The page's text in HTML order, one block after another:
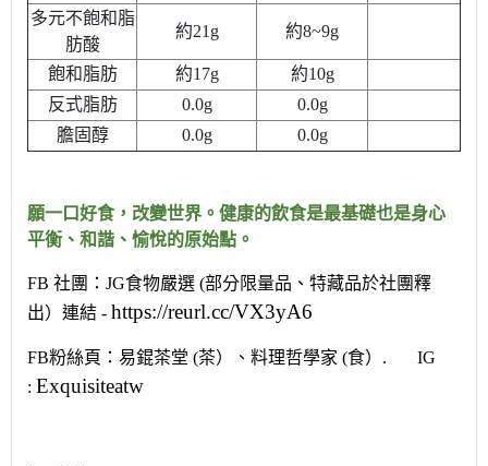
多元不飽和脂
肪酸
約21g 約8~9g
飽和脂肪 約17g
約10g
反式脂肪
0.0g
0.0g
膽固醇
0.0g 0.0g
願一口好食，改變世界。健康的飲食是最基礎也是身心
平衡、和諧、愉悅的原始點。
FB 社團：JG食物嚴選 (部分限量品、特藏品於社團釋
出）連結 - https://reurl.cc/VX3yA6
FB粉絲頁：易錕茶堂 (茶）、料理哲學家 (食）. IG
: Exquisiteatw